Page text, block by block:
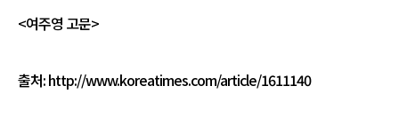
<여주영 고문>
출처:http://www.koreatimes.com/article/1611140